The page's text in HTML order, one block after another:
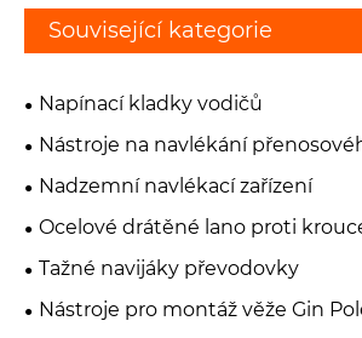
Související kategorie
Napínací kladky vodičů
Nástroje na navlékání
Nadzemní navlékací zařízení
Ocelové drátěné lano proti
Tažné navijáky převodovky
Nástroje pro montáž věže Gin